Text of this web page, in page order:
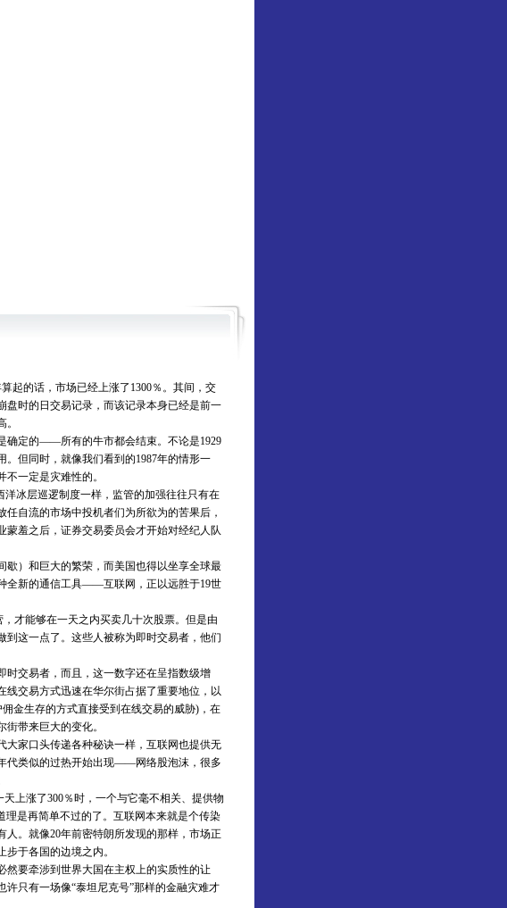
起的话，市场已经上涨了1300％。其间，交
盘时的日交易记录，而该记录本身已经是前一
定的——所有的牛市都会结束。不论是1929
但同时，就像我们看到的1987年的情形一
一定是灾难性的。
冰层巡逻制度一样，监管的加强往往只有在
自流的市场中投机者们为所欲为的苦果后，
羞之后，证券交易委员会才开始对经纪人队
）和巨大的繁荣，而美国也得以坐享全球最
全新的通信工具——互联网，正以远胜于19世
才能够在一天之内买卖几十次股票。但是由
这一点了。这些人被称为即时交易者，他们
交易者，而且，这一数字还在呈指数级增
线交易方式迅速在华尔街占据了重要地位，以
金生存的方式直接受到在线交易的威胁)，在
带来巨大的变化。
家口头传递各种秘诀一样，互联网也提供无
代类似的过热开始出现——网络股泡沫，很多
上涨了300％时，一个与它毫不相关、提供物
理是再简单不过的了。互联网本来就是个传染
。就像20年前密特朗所发现的那样，市场正
于各国的边境之内。
要牵涉到世界大国在主权上的实质性的让
只有一场像“泰坦尼克号”那样的金融灾难才